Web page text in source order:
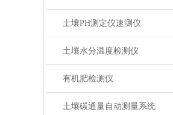
土壤PH测定仪速测仪
土壤水分温度检测仪
有机肥检测仪
土壤碳通量自动测量系统